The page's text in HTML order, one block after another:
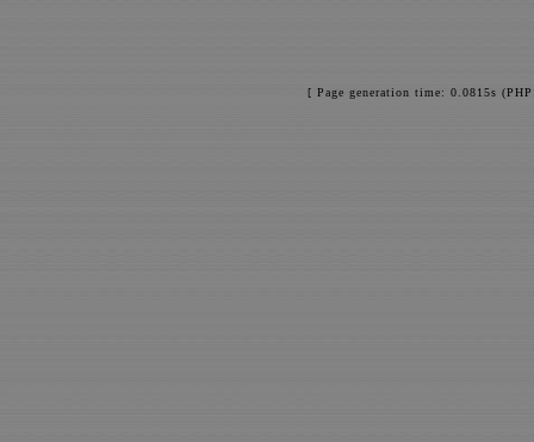
[ Page generation time: 0.0815s